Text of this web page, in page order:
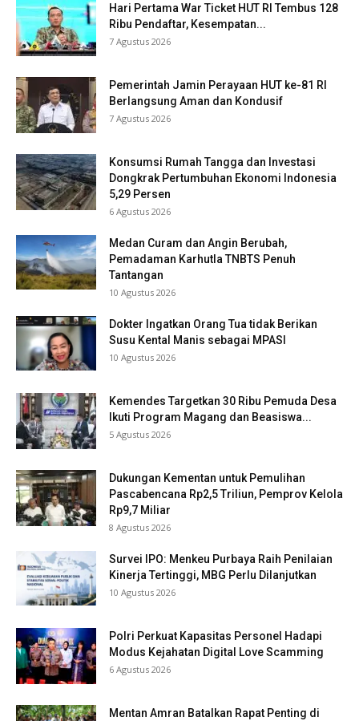
Hari Pertama War Ticket HUT RI Tembus 128
Ribu Pendaftar, Kesempatan...
7 Agustus 2026
Pemerintah Jamin Perayaan HUT ke-81 RI
Berlangsung Aman dan Kondusif
7 Agustus 2026
Konsumsi Rumah Tangga dan Investasi
Dongkrak Pertumbuhan Ekonomi Indonesia
5,29 Persen
6 Agustus 2026
Medan Curam dan Angin Berubah,
Pemadaman Karhutla TNBTS Penuh
Tantangan
10 Agustus 2026
Dokter Ingatkan Orang Tua tidak Berikan
Susu Kental Manis sebagai MPASI
10 Agustus 2026
Kemendes Targetkan 30 Ribu Pemuda Desa
Ikuti Program Magang dan Beasiswa...
5 Agustus 2026
Dukungan Kementan untuk Pemulihan
Pascabencana Rp2,5 Triliun, Pemprov Kelola
Rp9,7 Miliar
8 Agustus 2026
Survei IPO: Menkeu Purbaya Raih Penilaian
Kinerja Tertinggi, MBG Perlu Dilanjutkan
10 Agustus 2026
Polri Perkuat Kapasitas Personel Hadapi
Modus Kejahatan Digital Love Scamming
6 Agustus 2026
Mentan Amran Batalkan Rapat Penting di